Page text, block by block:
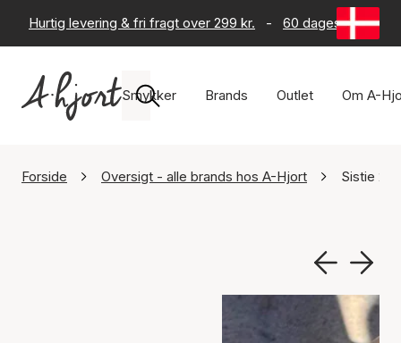
Hurtig levering & fri fragt over 299 kr. - 60 dages returret
Smykker Brands Outlet Om A-
Forside Oversigt - alle brands hos A-Hjort Sistie 2nd